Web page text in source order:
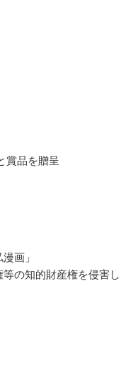
賞品を贈呈
画」
の知的財産権を侵害し